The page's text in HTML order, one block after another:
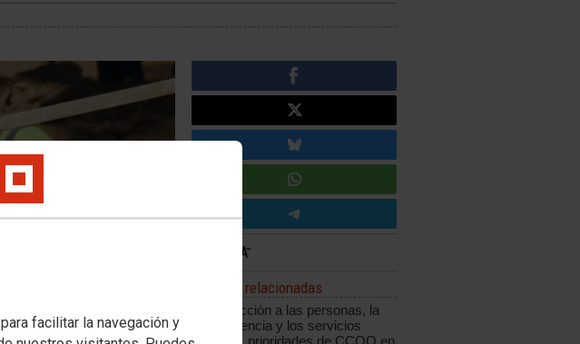
facilitar la navegación y
Noticias relacionadas
La protección a las personas, la
transparencia y los servicios
públicos, prioridades de CCOO en